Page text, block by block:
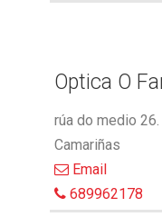
Optica O
rúa do medio
Camariñas
Email
689962178